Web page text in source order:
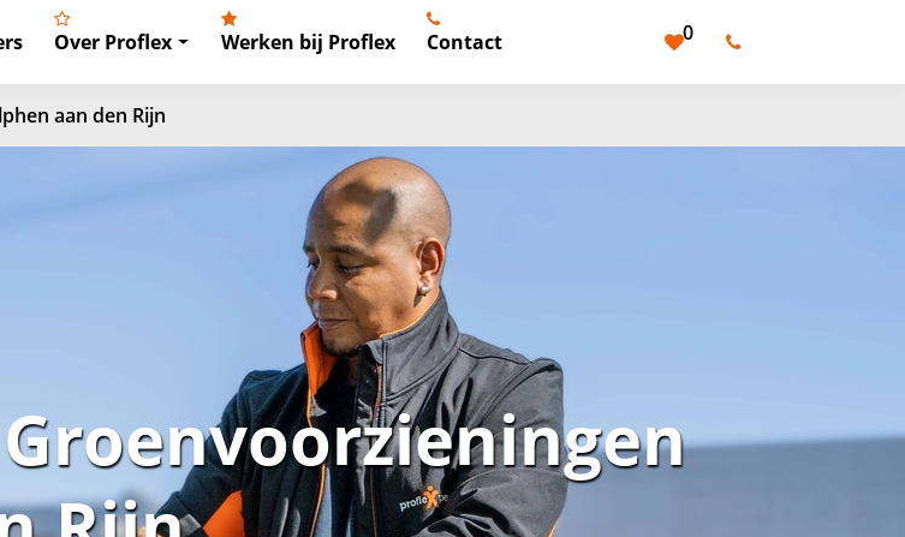
Over Proflex Werken bij Proflex Contact 0
aan den Rijn